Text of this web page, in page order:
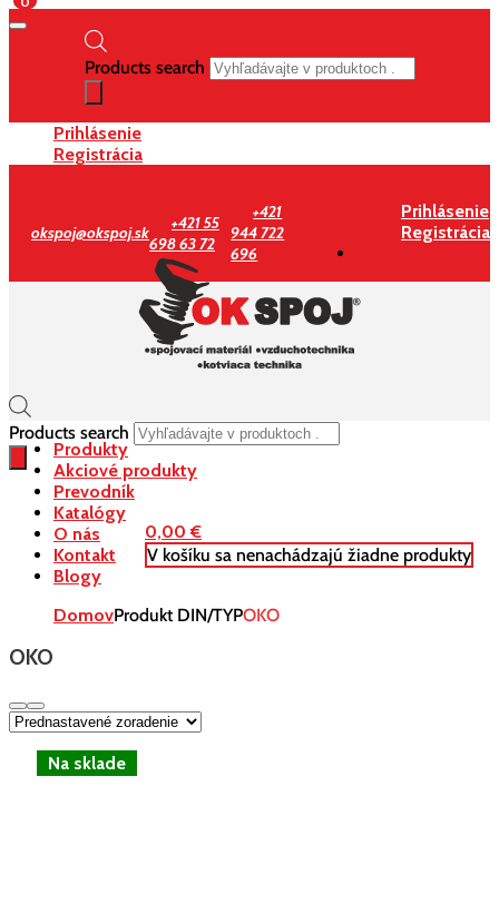
Products search
Prihlásenie
Registrácia
okspoj@okspoj.sk
+421 55
698 63 72
+421
944 722
696
Prihlásenie
Registrácia
Products search
0,00€
V košíku sa nenachádzajú žiadne produkty
Produkty
Akciové produkty
Prevodník
Katalógy
O nás
Kontakt
Blogy
DomovProdukt DIN/TYPOKO
OKO